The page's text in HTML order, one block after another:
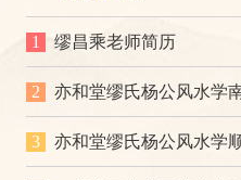
1 缪昌乘老师简历
2 亦和堂缪氏杨公风水学
3 亦和堂缪氏杨公风水学